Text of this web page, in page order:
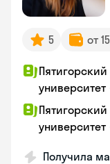
5 от
университет
университет
Получила